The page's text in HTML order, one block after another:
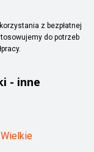
z bezpłatnej
do potrzeb
- inne